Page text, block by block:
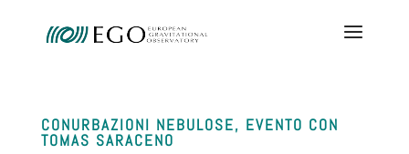
CONURBAZIONI NEBULOSE, EVENTO CON
TOMAS SARACENO